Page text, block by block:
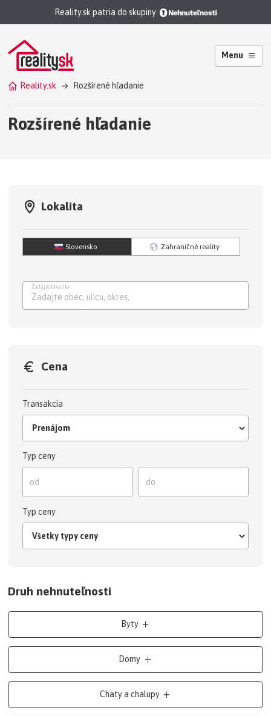
Reality.sk patria do skupiny
Menu
Reality.sk Rozšírené hľadanie
Rozšírené hľadanie
Lokalita
Slovensko Zahraničné reality
Zadajte obec, ulicu, ok
Zadajte lokalitu
Cena
Transakcia
Prenájom
Typ ceny
Typ ceny
Všetky typy ceny
Druh nehnuteľnosti
Byty
Domy
Chaty a chalupy